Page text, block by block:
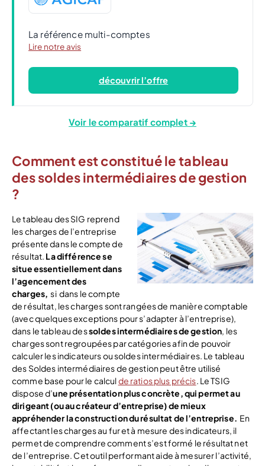
La référence multi-comptes
Lire notre avis
découvrir l’offre
Voir le comparatif complet →
Comment est constitué le tableau
des soldes intermédiaires de gestion
?
Le tableau des SIG reprend
les charges de l’entreprise
présente dans le compte de
résultat. La différence se
situe essentiellement dans
l’agencement des
charges, si dans le compte
de résultat, les charges sont rangées de manière comptable
(avec quelques exceptions pour s’adapter à l’entreprise),
dans le tableau dessoldes intermédiaires de gestion, les
charges sont regroupées par catégories afin de pouvoir
calculer les indicateurs ou soldes intermédiaires. Le tableau
des Soldes intermédiaires de gestion peut être utilisé
comme base pour le calculde ratios plus précis. Le TSIG
dispose d’une présentation plus concrète, qui permet au
dirigeant (ou au créateur d’entreprise) de mieux
appréhender la construction du résultat de l’entreprise. En
affectant les charges au fur et à mesure des indicateurs, il
permet de comprendre comment s’est formé le résultat net
de l’entreprise. Cet outil performant aide à mesurer l’activité,